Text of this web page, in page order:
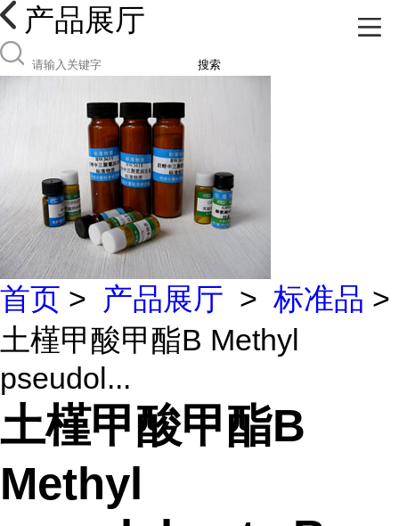
产品展厅
搜索
首页 > 产品展厅 > 标准品 >
土槿甲酸甲酯B Methyl
pseudol...
土槿甲酸甲酯B
Methyl